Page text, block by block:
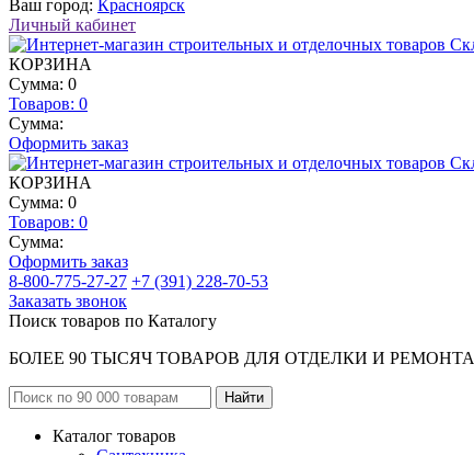
Ваш город: Красноярск
Личный кабинет
КОРЗИНА
Сумма: 0
Товаров: 0
Сумма:
Оформить заказ
КОРЗИНА
Сумма: 0
Товаров: 0
Сумма:
Оформить заказ
8-800-775-27-27 +7 (391) 228-70-53
Заказать звонок
Поиск товаров по Каталогу
БОЛЕЕ 90 ТЫСЯЧ ТОВАРОВ ДЛЯ ОТДЕЛКИ И РЕМОНТА
Каталог товаров